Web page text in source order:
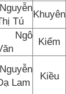
Nguyễn
Tú
Khuyên
Ngô
Kiểm
Nguyễn
Lam
Kiều